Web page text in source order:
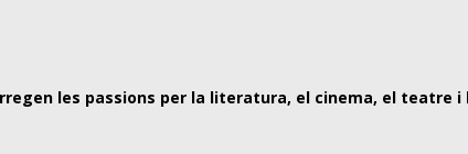
les passions per la literatura, el cinema, el teatre i